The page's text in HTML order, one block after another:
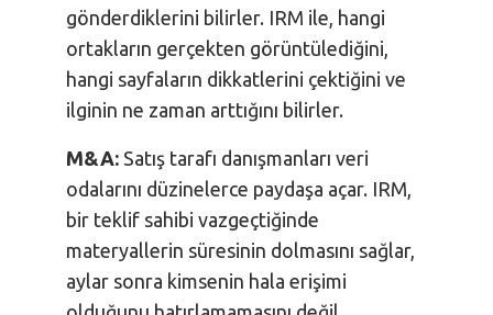
gönderdiklerini bilirler. IRM ile, hangi
ortakların gerçekten görüntülediğini,
hangi sayfaların dikkatlerini çektiğini ve
ilginin ne zaman arttığını bilirler.
M&A: Satış tarafı danışmanları veri
odalarını düzinelerce paydaşa açar. IRM,
bir teklif sahibi vazgeçtiğinde
materyallerin süresinin dolmasını sağlar,
aylar sonra kimsenin hala erişimi